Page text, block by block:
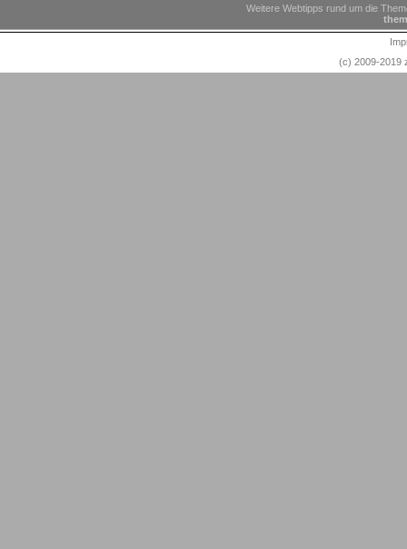
Weitere Webtipps rund um die
(c) 2009-2019